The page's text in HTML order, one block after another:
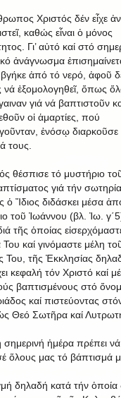
Χριστός δέν εἶχε
καθώς εἶναι ὁ μόνος
Γι’ αὐτό καί στό
ἀνάγνωσμα
ἀπό τό νερό, ἀφοῦ
νά ἐξομολογηθεῖ, ὅπως
γιά νά βαπτιστοῦν
οἱ ἁμαρτίες, πού
ἐνόσῳ διαρκοῦσε
τους.
θέσπισε τό μυστήριο
γιά τήν
ὁ Ἴδιος διδάσκει μέσα
τοῦ Ἰωάννου (βλ. Ἰω. γ΄5)
τῆς ὁποίας
Του καί γινόμαστε μέλη
Του, τῆς Ἐκκλησίας
κεφαλή τόν Χριστό καί
βαπτισμένους στό
καί πιστεύοντας
Θεό Σωτῆρα καί
ἡμέρα πρέπει νά
ὅλους μας τό βάπτισμά
δηλαδή κατά τήν ὁποία